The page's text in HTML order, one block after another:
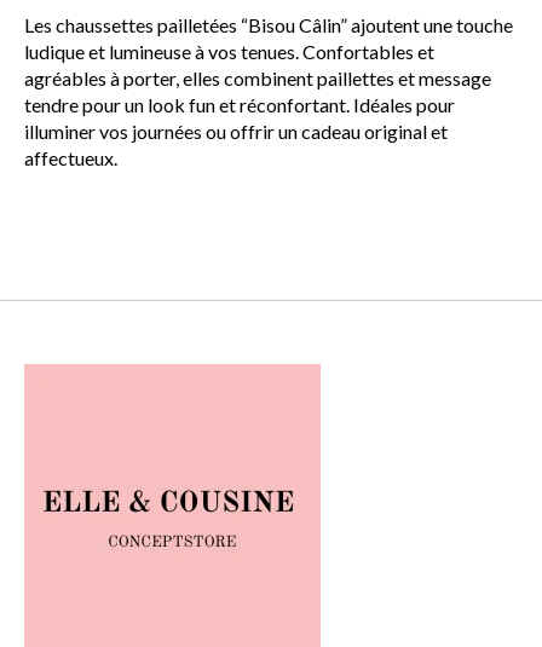
Les chaussettes pailletées “Bisou Câlin” ajoutent une touche
ludique et lumineuse à vos tenues. Confortables et
agréables à porter, elles combinent paillettes et message
tendre pour un look fun et réconfortant. Idéales pour
illuminer vos journées ou offrir un cadeau original et
affectueux.